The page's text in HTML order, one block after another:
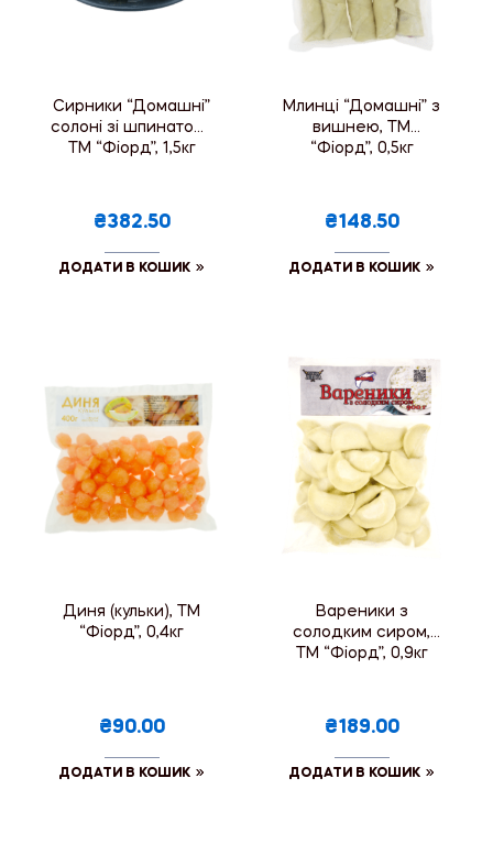
Сирники “Домашні”
солоні зі шпинатом ,
ТМ “Фіорд”, 1,5кг
₴382.50
ДОДАТИ В КОШИК
Млинці “Домашні” з
вишнею, ТМ
“Фіорд”, 0,5кг
₴148.50
ДОДАТИ В КОШИК
Диня (кульки), ТМ
“Фіорд”, 0,4кг
₴90.00
ДОДАТИ В КОШИК
Вареники з
солодким сиром,
ТМ “Фіорд”, 0,9кг
₴189.00
ДОДАТИ В КОШИК